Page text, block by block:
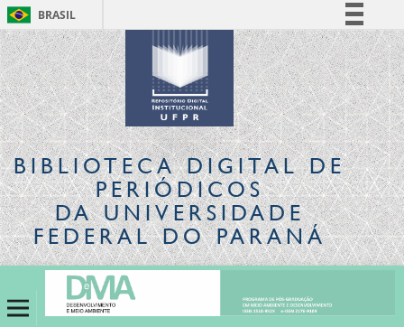
BRASIL
Simplifique!
Comunica BR
Participe
Acesso à informação
Legislação
Canais
BIBLIOTECA DIGITALDE
PERIÓDICOS
DA UNIVERSIDADE
FEDERAL DO PARANÁ